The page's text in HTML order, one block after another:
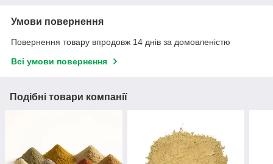
Умови повернення
Повернення товару впродовж 14 днів за домовленістю
Всі умови повернення
Подібні товари компанії